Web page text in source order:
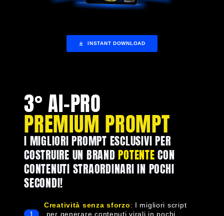
INSTANT DOWNLOAD
3° AI-PRO
PREMIUM PROMPT
I MIGLIORI PROMPT ESCLUSIVI PER
COSTRUIRE UN BRANDPOTENTECON
CONTENUTI STRAORDINARI IN POCHI
SECONDI!
1
Creatività senza sforzo: I migliori script
per generare contenuti virali in pochi